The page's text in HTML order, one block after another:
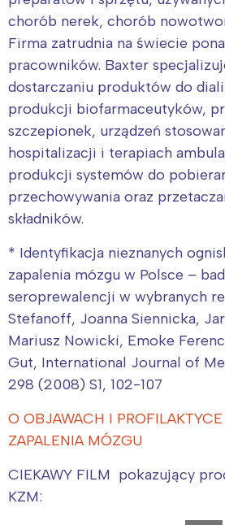
chorób nerek, chorób
Firma zatrudnia na świecie
pracowników. Baxter
dostarczaniu produktów do
produkcji biofarmaceutyków,
szczepionek, urządzeń
hospitalizacji i terapiach
produkcji systemów do
przechowywania oraz
składników.
* Identyfikacja nieznanych
zapalenia mózgu w Polsce –
seroprewalencji w wybranych
Stefanoff, Joanna Siennicka,
Mariusz Nowicki, Emoke
Gut, International Journal of
298 (2008) S1, 102-107
O OBJAWACH I
ZAPALENIA MÓZGU
CIEKAWY FILM pokazujący
KZM: